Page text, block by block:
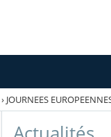
› JOURNEES